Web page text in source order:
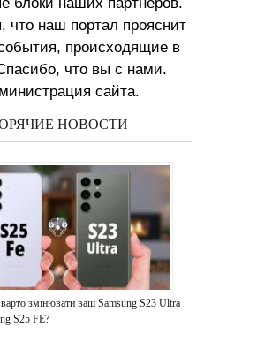
что наш портал прояснит
происходящие в
что вы с нами.
сайта.
НОВОСТИ
змінювати ваш Samsung S23 Ultra
S25 FE?